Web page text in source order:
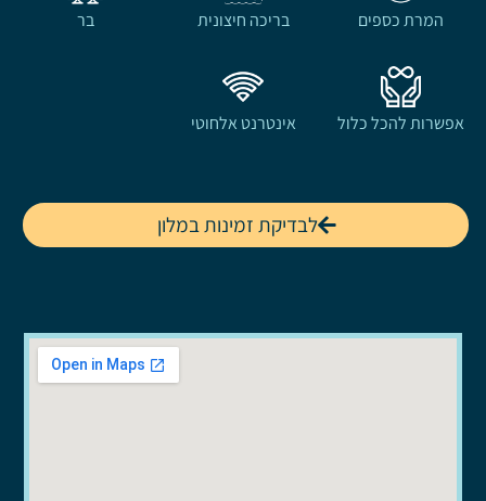
המרת כספים בריכה חיצונית בר
אפשרות להכל כלול אינטרנט אלחוטי
לבדיקת זמינות במלון